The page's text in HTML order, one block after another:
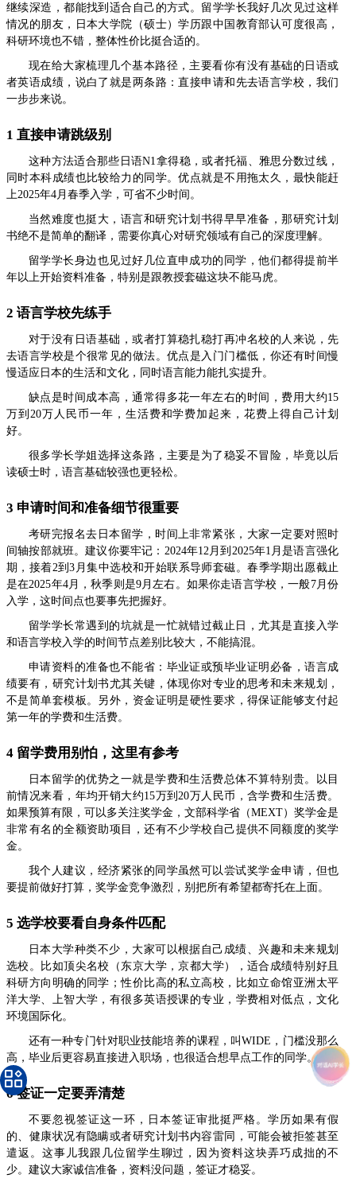
继续深造，都能找到适合自己的方式。留学学长我好几次见过这样
情况的朋友，日本大学院（硕士）学历跟中国教育部认可度很高，
科研环境也不错，整体性价比挺合适的。
现在给大家梳理几个基本路径，主要看你有没有基础的日语或
者英语成绩，说白了就是两条路：直接申请和先去语言学校，我们
一步步来说。
1 直接申请跳级别
这种方法适合那些日语N1拿得稳，或者托福、雅思分数过线，
同时本科成绩也比较给力的同学。优点就是不用拖太久，最快能赶
上2025年4月春季入学，可省不少时间。
当然难度也挺大，语言和研究计划书得早早准备，那研究计划
书绝不是简单的翻译，需要你真心对研究领域有自己的深度理解。
留学学长身边也见过好几位直申成功的同学，他们都得提前半
年以上开始资料准备，特别是跟教授套磁这块不能马虎。
2 语言学校先练手
对于没有日语基础，或者打算稳扎稳打再冲名校的人来说，先
去语言学校是个很常见的做法。优点是入门门槛低，你还有时间慢
慢适应日本的生活和文化，同时语言能力能扎实提升。
缺点是时间成本高，通常得多花一年左右的时间，费用大约15
万到20万人民币一年，生活费和学费加起来，花费上得自己计划
好。
很多学长学姐选择这条路，主要是为了稳妥不冒险，毕竟以后
读硕士时，语言基础较强也更轻松。
3 申请时间和准备细节很重要
考研完报名去日本留学，时间上非常紧张，大家一定要对照时
间轴按部就班。建议你要牢记：2024年12月到2025年1月是语言强化
期，接着2到3月集中选校和开始联系导师套磁。春季学期出愿截止
是在2025年4月，秋季则是9月左右。如果你走语言学校，一般7月份
入学，这时间点也要事先把握好。
留学学长常遇到的坑就是一忙就错过截止日，尤其是直接入学
和语言学校入学的时间节点差别比较大，不能搞混。
申请资料的准备也不能省：毕业证或预毕业证明必备，语言成
绩要有，研究计划书尤其关键，体现你对专业的思考和未来规划，
不是简单套模板。另外，资金证明是硬性要求，得保证能够支付起
第一年的学费和生活费。
4 留学费用别怕，这里有参考
日本留学的优势之一就是学费和生活费总体不算特别贵。以目
前情况来看，年均开销大约15万到20万人民币，含学费和生活费。
如果预算有限，可以多关注奖学金，文部科学省（MEXT）奖学金是
非常有名的全额资助项目，还有不少学校自己提供不同额度的奖学
金。
我个人建议，经济紧张的同学虽然可以尝试奖学金申请，但也
要提前做好打算，奖学金竞争激烈，别把所有希望都寄托在上面。
5 选学校要看自身条件匹配
日本大学种类不少，大家可以根据自己成绩、兴趣和未来规划
选校。比如顶尖名校（东京大学，京都大学），适合成绩特别好且
科研方向明确的同学；性价比高的私立高校，比如立命馆亚洲太平
洋大学、上智大学，有很多英语授课的专业，学费相对低点，文化
环境国际化。
还有一种专门针对职业技能培养的课程，叫WIDE，门槛没那么
高，毕业后更容易直接进入职场，也很适合想早点工作的同学。
6 签证一定要弄清楚
不要忽视签证这一环，日本签证审批挺严格。学历如果有假
的、健康状况有隐瞒或者研究计划书内容雷同，可能会被拒签甚至
遣返。这事儿我跟几位留学生聊过，因为资料这块弄巧成拙的不
少。建议大家诚信准备，资料没问题，签证才稳妥。